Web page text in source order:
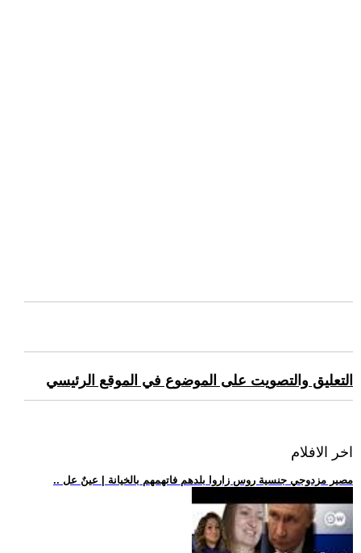
التعليق والتصويت على الموضوع في الموقع الرئيسي
اخر الافلام
.. مصير مزدوجي جنسية روس زاروا بلدهم فاتهمهم بالخيانة | عينٌ عل